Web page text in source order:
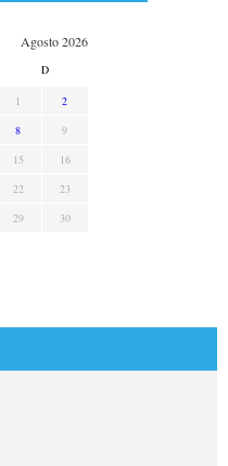
Agosto 2026
D
1
2
8
9
15
16
22
23
29
30